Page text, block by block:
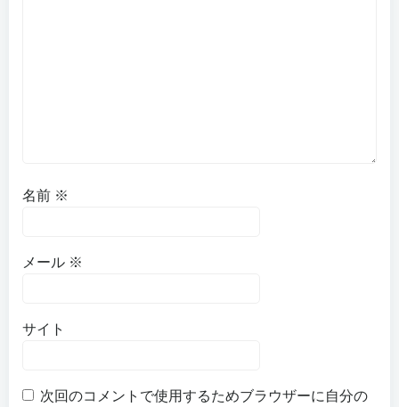
名前 ※
メール ※
サイト
次回のコメントで使用するためブラウザーに自分の